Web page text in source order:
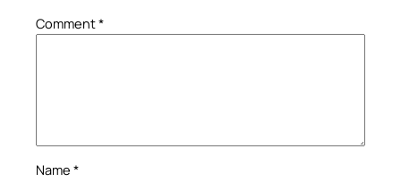
Comment*
Name *